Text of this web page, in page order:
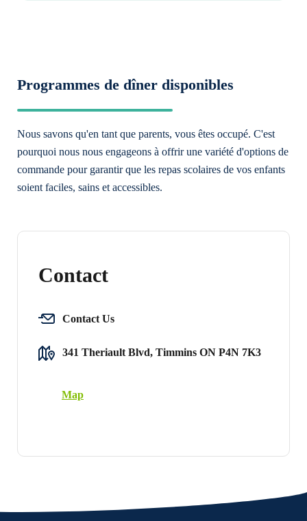
Programmes de dîner disponibles
Nous savons qu'en tant que parents, vous êtes occupé. C'est
pourquoi nous nous engageons à offrir une variété d'options de
commande pour garantir que les repas scolaires de vos enfants
soient faciles, sains et accessibles.
Contact
Contact Us
341 Theriault Blvd, Timmins ON P4N 7K3
Map